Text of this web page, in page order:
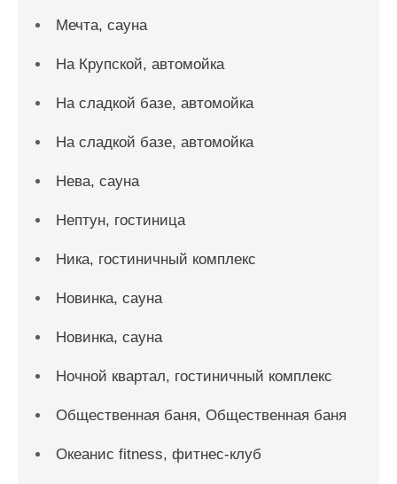
Мечта, сауна
На Крупской, автомойка
На сладкой базе, автомойка
На сладкой базе, автомойка
Нева, сауна
Нептун, гостиница
Ника, гостиничный комплекс
Новинка, сауна
Новинка, сауна
Ночной квартал, гостиничный комплекс
Общественная баня, Общественная баня
Океанис fitness, фитнес-клуб